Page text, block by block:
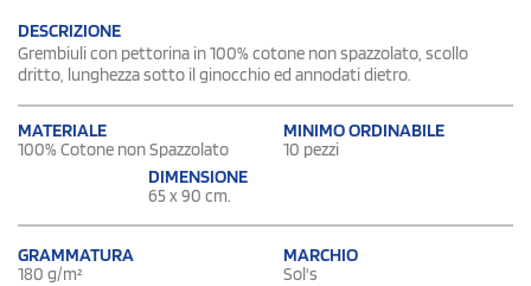
DESCRIZIONE
Grembiuli con pettorina in 100% cotone non spazzolato, scollo
dritto, lunghezza sotto il ginocchio ed annodati dietro.
MATERIALE
100% Cotone non Spazzolato
MINIMO ORDINABILE
10 pezzi
DIMENSIONE
65 x 90 cm.
GRAMMATURA
180 g/m²
MARCHIO
Sol's